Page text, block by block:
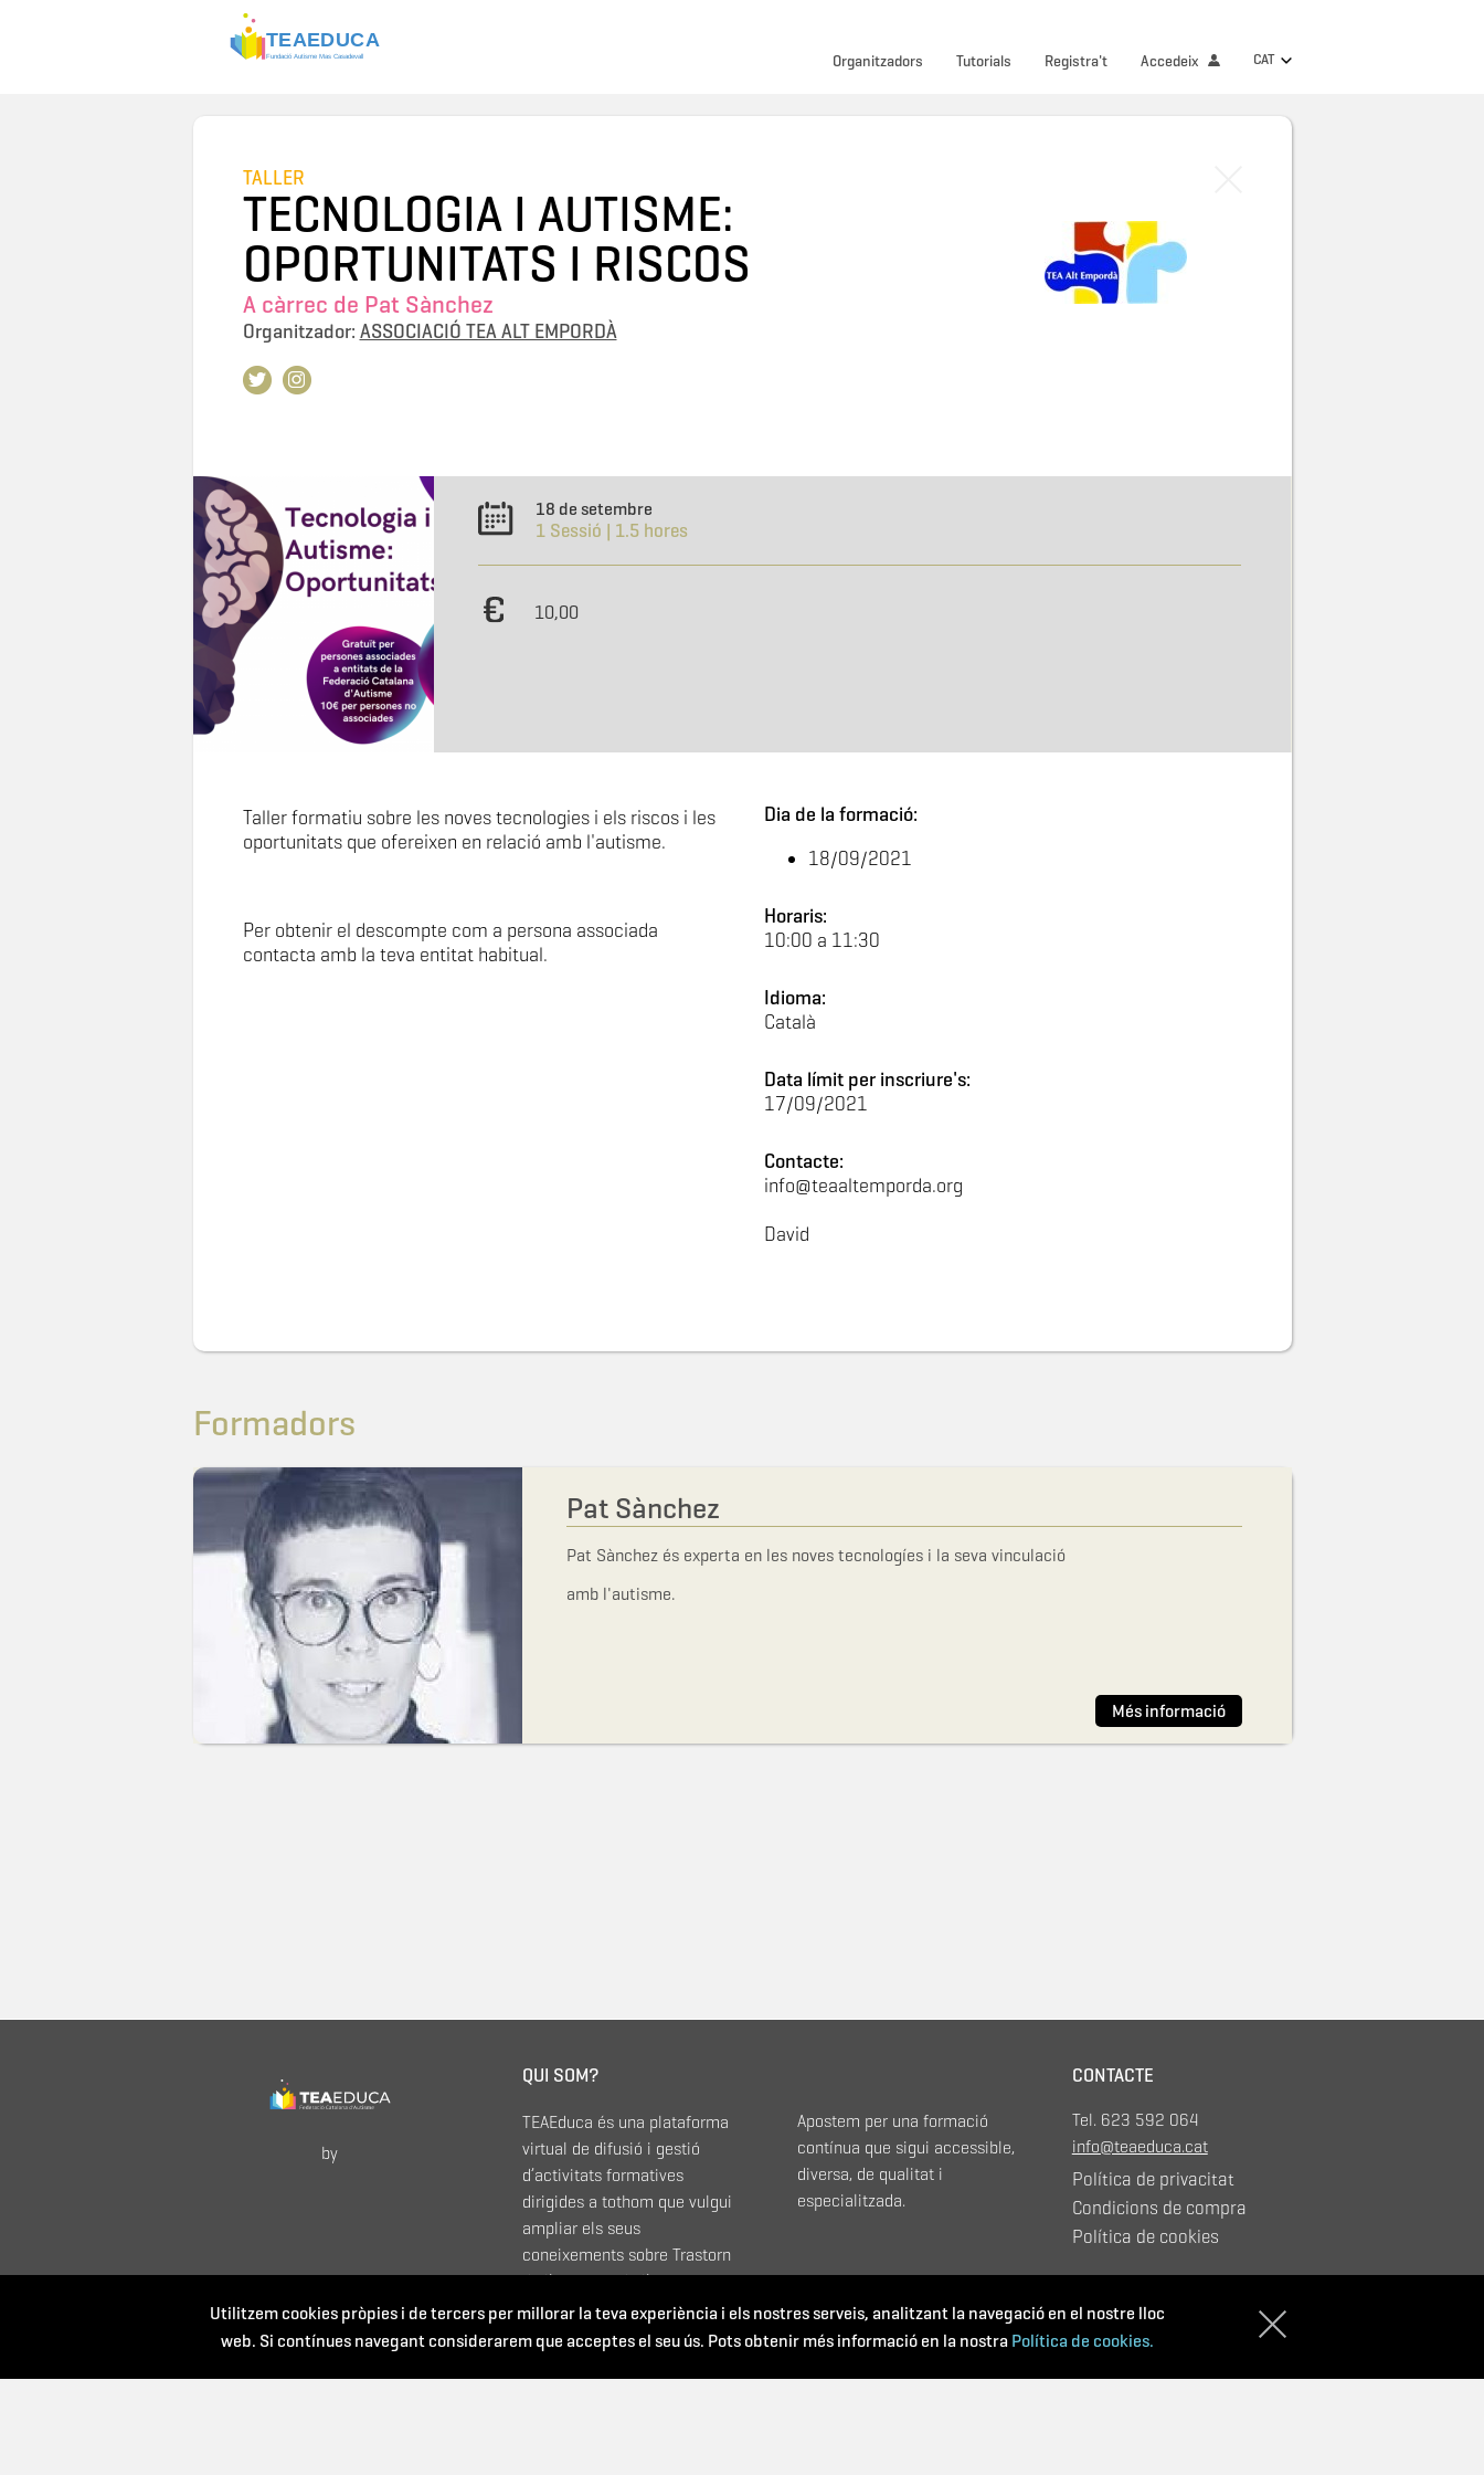
CAT
Organitzadors Tutorials Registra't Accedeix
TALLER
TECNOLOGIA I AUTISME:
OPORTUNITATS I RISCOS
A càrrec de Pat Sànchez
Organitzador: ASSOCIACIÓ TEA ALT EMPORDÀ
18 de setembre
1 Sessió | 1.5 hores
10,00
Taller formatiu sobre les noves tecnologies i els riscos i les
oportunitats que ofereixen en relació amb l'autisme.
Per obtenir el descompte com a persona associada
contacta amb la teva entitat habitual.
Dia de la formació:
18/09/2021
Horaris:
10:00 a 11:30
Idioma:
Català
Data límit per inscriure's:
17/09/2021
Contacte:
info@teaaltemporda.org
David
Formadors
Pat Sànchez
Pat Sànchez és experta en les noves tecnologíes i la seva vinculació
amb l'autisme.
Més informació
by
QUI SOM?
TEAEduca és una plataforma
virtual de difusió i gestió
d’activitats formatives
dirigides a tothom que vulgui
ampliar els seus
coneixements sobre Trastorn
de l’Espectre de l’Autisme.
Apostem per una formació
contínua que sigui accessible,
diversa, de qualitat i
especialitzada.
CONTACTE
Tel. 623 592 064
info@teaeduca.cat
Política de privacitat
Condicions de compra
Política de cookies
Utilitzem cookies pròpies i de tercers per millorar la teva experiència i els nostres serveis, analitzant la navegació en el nostre lloc
web. Si contínues navegant considerarem que acceptes el seu ús. Pots obtenir més informació en la nostra Política de cookies.